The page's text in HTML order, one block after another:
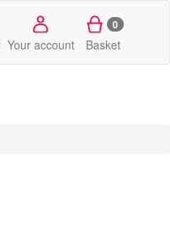
Your account
0
Basket